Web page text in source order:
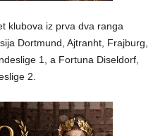
klubova iz prva dva ranga
Dortmund, Ajtranht, Frajburg,
1, a Fortuna Diseldorf,
2.